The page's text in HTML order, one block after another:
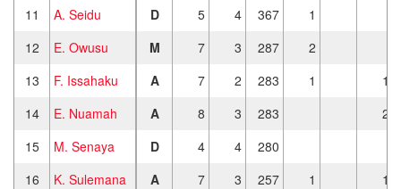
11
A. Seidu D 5 4 367
1
12
E. Owusu M 7 3 287
2
13
F. Issahaku A 7 2 283 1
1
14
E. Nuamah A 8 3 283
2
15
M. Senaya D 4 4
280
16
K. Sulemana A 7 3 257 1
1